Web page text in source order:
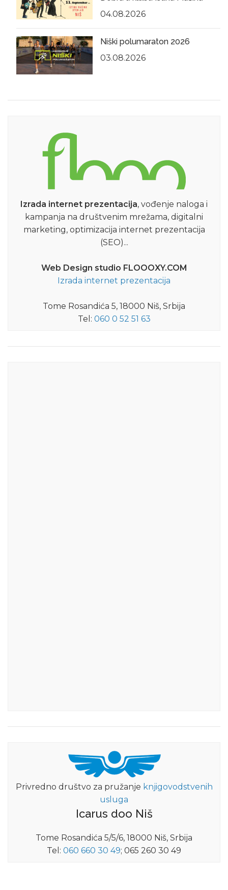
04.08.2026
Niški polumaraton 2026
03.08.2026
Izrada internet prezentacija, vođenje naloga i
kampanja na društvenim mrežama, digitalni
marketing, optimizacija internet prezentacija
(SEO)...
Web Design studio FLOOOXY.COM
Izrada internet prezentacija
Tome Rosandića 5, 18000 Niš, Srbija
Tel: 060 0 52 51 63
Privredno društvo za pružanje knjigovodstvenih
usluga
Icarus doo Niš
Tome Rosandića 5/5/6, 18000 Niš, Srbija
Tel: 060 660 30 49; 065 260 30 49